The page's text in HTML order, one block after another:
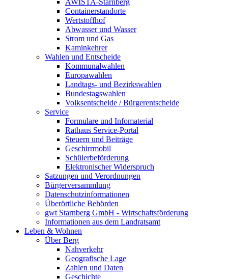
AWISTA-Starnberg
Containerstandorte
Wertstoffhof
Abwasser und Wasser
Strom und Gas
Kaminkehrer
Wahlen und Entscheide
Kommunalwahlen
Europawahlen
Landtags- und Bezirkswahlen
Bundestagswahlen
Volksentscheide / Bürgerentscheide
Service
Formulare und Infomaterial
Rathaus Service-Portal
Steuern und Beiträge
Geschirrmobil
Schülerbeförderung
Elektronischer Widerspruch
Satzungen und Verordnungen
Bürgerversammlung
Datenschutzinformationen
Überörtliche Behörden
gwt Starnberg GmbH - Wirtschaftsförderung
Informationen aus dem Landratsamt
Leben & Wohnen
Über Berg
Nahverkehr
Geografische Lage
Zahlen und Daten
Geschichte